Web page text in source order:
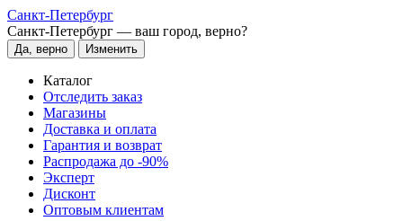
Санкт-Петербург
Санкт-Петербург — ваш город, верно?
Да, верно Изменить
Каталог
Отследить заказ
Магазины
Доставка и оплата
Гарантия и возврат
Распродажа до -90%
Эксперт
Дисконт
Оптовым клиентам